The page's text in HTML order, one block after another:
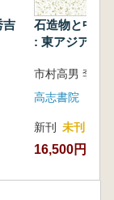
吉
石造物と中世
: 東アジアと
高志書院
新刊 未刊
16,500円